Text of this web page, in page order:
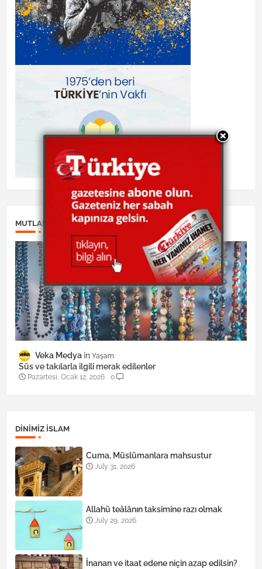
MUTLAKA OKUYUN:
Veka Medya Yaşam
Süs ve takılarla ilgili merak edilenler
Pazartesi, Ocak 12, 2026 0
DINIMIZ ISLAM
Cuma, Müslümanlara mahsustur
July 31, 2026
Allahü teâlânın taksimine razı olmak
July 29, 2026
İnanan ve itaat edene niçin azap edilsin?